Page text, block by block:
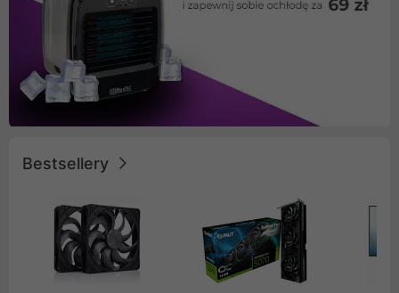
Bestsellery